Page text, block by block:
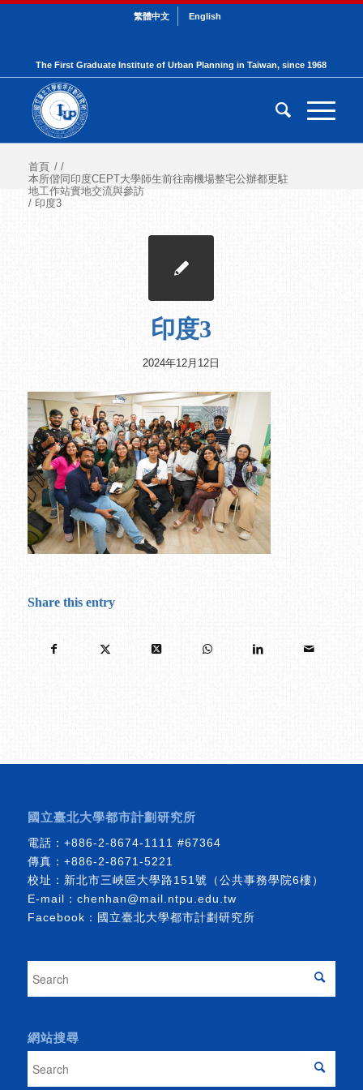
繁體中文 English
The First Graduate Institute of Urban Planning in Taiwan, since 1968
首頁 / /
本所偕同印度CEPT大學師生前往南機場整宅公辦都更駐
地工作站實地交流與參訪
/ 印度3
印度3
2024年12月12日
Share this entry
國立臺北大學都市計劃研究所
電話： +886-2-8674-1111 #67364
傳真：+886-2-8671-5221
校址：新北市三峽區大學路151號（公共事務學院6樓）
E-mail： chenhan@mail.ntpu.edu.tw
Facebook： 國立臺北大學都市計劃研究所
網站搜尋